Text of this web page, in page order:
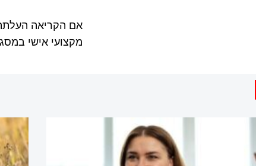
אם הקריאה
מקצועי אישי